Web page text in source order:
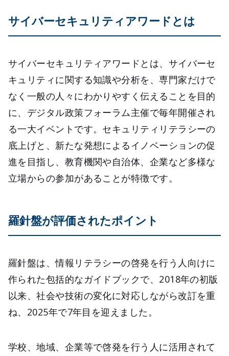
サイバーセキュリティアワードとは
サイバーセキュリティアワードとは、サイバーセ
キュリティに関する知識や分析を、専門家だけで
なく一般の人々にわかりやすく伝えることを目的
に、デジタル政策フォーラム主催で毎年開催され
る一大イベントです。セキュリティリテラシーの
底上げと、新たな発想によるイノベーションの促
進を目指し、教育機関や自治体、企業など多様な
立場からの参加があることが特徴です。
羅針盤が評価されたポイント
羅針盤は、情報リテラシーの啓発を行う人向けに
作られた包括的なガイドブックで、2018年の初版
以来、社会や技術の変化に対応しながら改訂を重
ね、2025年で7年目を迎えました。
学校、地域、企業等で啓発を行う人に活用されて